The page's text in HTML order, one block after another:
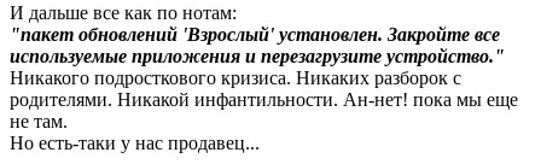
И дальше все как по нотам:
"пакет обновлений 'Взрослый' установлен. Закройте все
используемые приложения и перезагрузите устройство."
Никакого подросткового кризиса. Никаких разборок с
родителями. Никакой инфантильности. Ан-нет! пока мы еще
не там.
Но есть-таки у нас продавец...